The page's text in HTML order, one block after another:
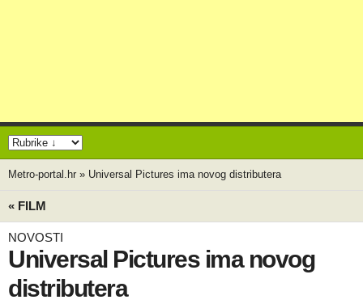
Metro-portal.hr » Universal Pictures ima novog distributera
« FILM
NOVOSTI
Universal Pictures ima novog
distributera